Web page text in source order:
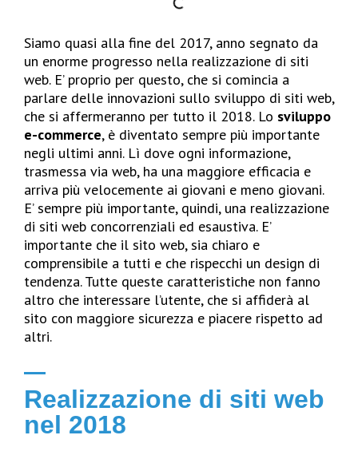
Siamo quasi alla fine del 2017, anno segnato da
un enorme progresso nella realizzazione di siti
web. E’ proprio per questo, che si comincia a
parlare delle innovazioni sullo sviluppo di siti web,
che si affermeranno per tutto il 2018. Lo sviluppo
e-commerce, è diventato sempre più importante
negli ultimi anni. Lì dove ogni informazione,
trasmessa via web, ha una maggiore efficacia e
arriva più velocemente ai giovani e meno giovani.
E’ sempre più importante, quindi, una realizzazione
di siti web concorrenziali ed esaustiva. E’
importante che il sito web, sia chiaro e
comprensibile a tutti e che rispecchi un design di
tendenza. Tutte queste caratteristiche non fanno
altro che interessare l’utente, che si affiderà al
sito con maggiore sicurezza e piacere rispetto ad
altri.
Realizzazione di siti web
nel 2018